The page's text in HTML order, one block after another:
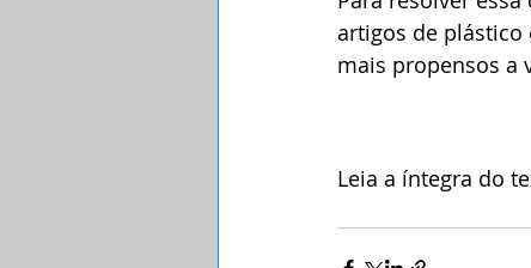
artigos de plástico
mais propensos a
Leia a íntegra do